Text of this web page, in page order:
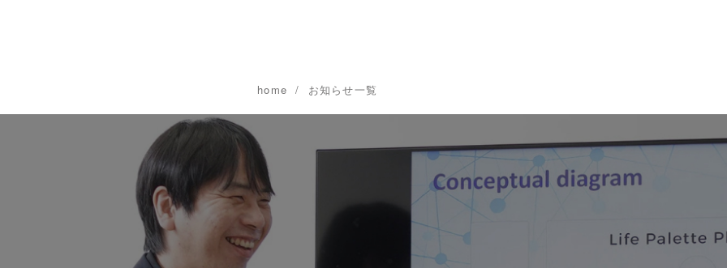
home お知らせ一覧